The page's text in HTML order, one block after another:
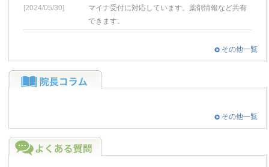
[2024/05/30]
マイナ受付に対応しています。薬剤情報など共有
できます。
その他一覧
その他一覧